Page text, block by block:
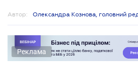
Автор: Олександра Кознова, головний
Реклама